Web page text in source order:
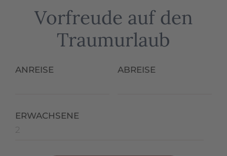
Vorfreude auf den
Traumurlaub
ANREISE ABREISE
ERWACHSENE